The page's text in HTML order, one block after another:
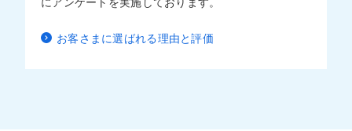
お客さまに選ばれる理由と評価